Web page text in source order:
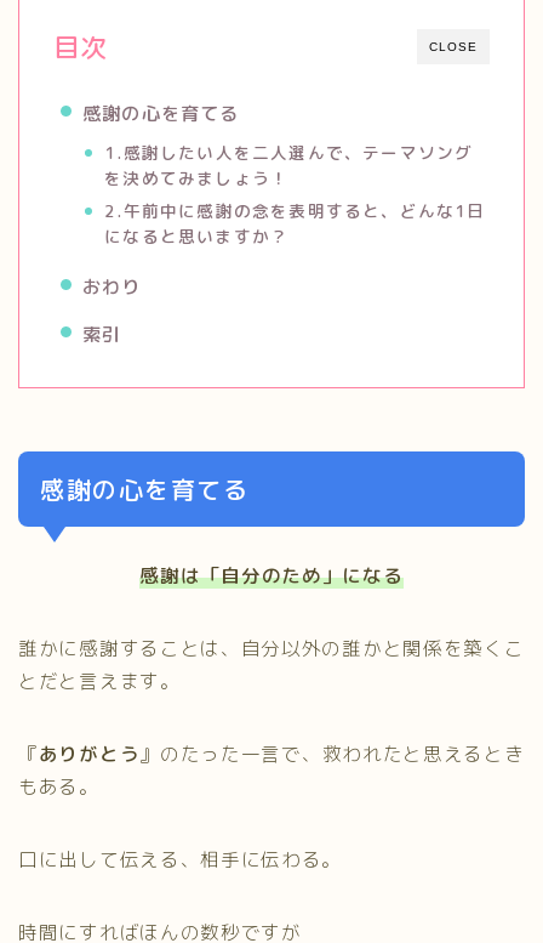
CLOSE
目次
感謝の心を育てる
1.感謝したい人を二人選んで、テーマソング
を決めてみましょう！
2.午前中に感謝の念を表明すると、どんな1日
になると思いますか？
おわり
索引
感謝の心を育てる
感謝は「自分のため」になる
誰かに感謝することは、自分以外の誰かと関係を築くこ
とだと言えます。
『ありがとう』のたった一言で、救われたと思えるとき
もある。
口に出して伝える、相手に伝わる。
時間にすればほんの数秒ですが